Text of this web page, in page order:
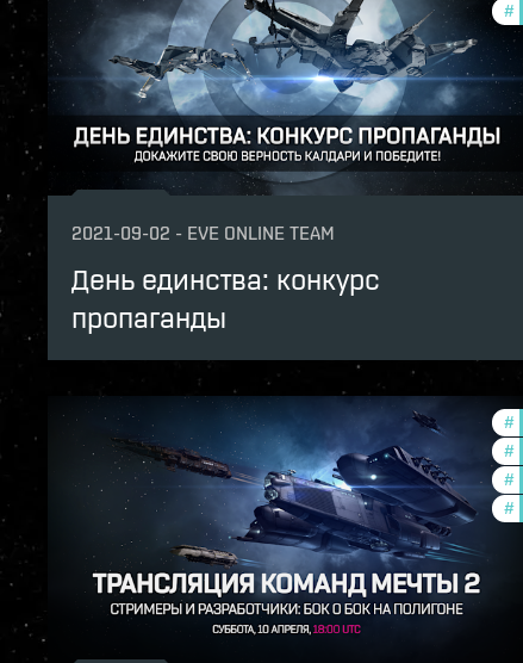
#
2021-09-02 - EVE ONLINE TEAM
День единства: конкурс
пропаганды
#
#
#
#